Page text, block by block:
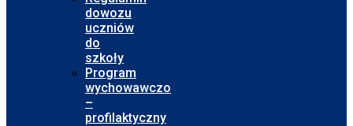
dowozu
uczniów
do
szkoły
Program
wychowawczo
–
profilaktyczny